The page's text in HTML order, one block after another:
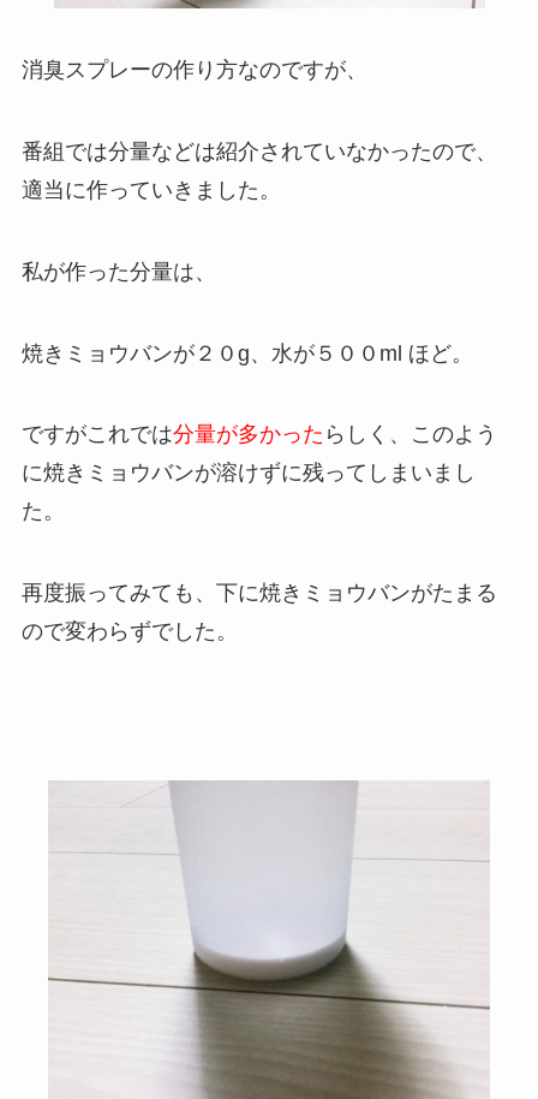
消臭スプレーの作り方なのですが、
番組では分量などは紹介されていなかったので、
適当に作っていきました。
私が作った分量は、
焼きミョウバンが２０g、水が５００ml ほど。
ですがこれでは分量が多かった らしく、このよう
に焼きミョウバンが溶けずに残ってしまいまし
た。
再度振ってみても、下に焼きミョウバンがたまる
ので変わらずでした。